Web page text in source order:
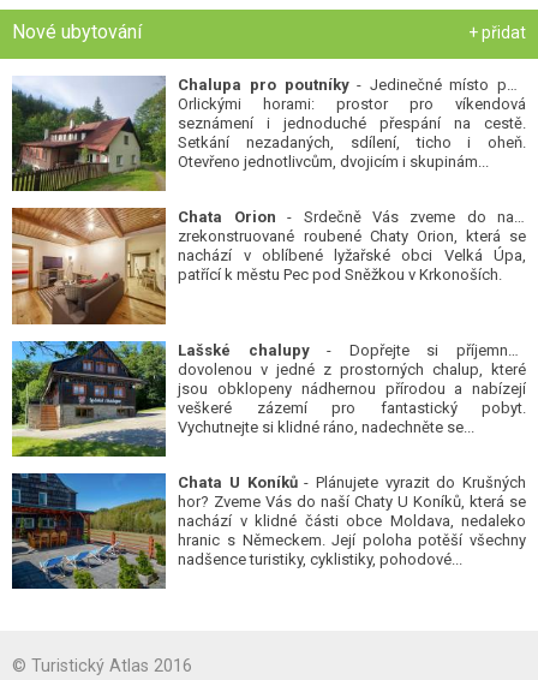
Nové ubytování + přidat
Chalupa pro poutníky- Jedinečné místo pod
Orlickými horami: prostor pro víkendová
seznámení i jednoduché přespání na cestě.
Setkání nezadaných, sdílení, ticho i oheň.
Otevřeno jednotlivcům, dvojicím i skupinám...
Chata Orion - Srdečně Vás zveme do naší
zrekonstruované roubené Chaty Orion, která se
nachází v oblíbené lyžařské obci Velká Úpa,
patřící k městu Pec pod Sněžkou v Krkonoších.
Lašské chalupy- Dopřejte si příjemnou
dovolenou v jedné z prostorných chalup, které
jsou obklopeny nádhernou přírodou a nabízejí
veškeré zázemí pro fantastický pobyt.
Vychutnejte si klidné ráno, nadechněte se...
Chata U Koníků- Plánujete vyrazit do Krušných
hor? Zveme Vás do naší Chaty U Koníků, která se
nachází v klidné části obce Moldava, nedaleko
hranic s Německem. Její poloha potěší všechny
nadšence turistiky, cyklistiky, pohodové...
© Turistický Atlas 2016